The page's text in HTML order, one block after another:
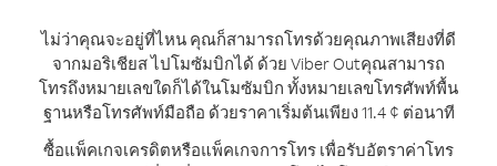
ไม่ว่าคุณจะอยู่ที่ไหน คุณก็สามารถโทรด้วยคุณภาพเสียงที่ดี
จากมอริเชียส ไปโมซัมบิกได้ ด้วย Viber Outคุณสามารถ
โทรถึงหมายเลขใดก็ได้ในโมซัมบิก ทั้งหมายเลขโทรศัพท์พื้น
ฐานหรือโทรศัพท์มือถือ ด้วยราคาเริ่มต้นเพียง 11.4 ¢ ต่อนาที
ซื้อแพ็คเกจเครดิตหรือแพ็คเกจการโทร เพื่อรับอัตราค่าโทร